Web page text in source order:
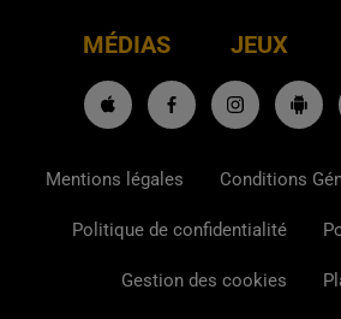
MÉDIAS JEUX
Mentions légales Conditions
Politique de confidentialité
Gestion des cookies